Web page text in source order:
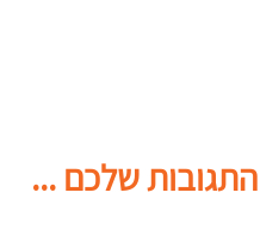
התגובות שלכם ...